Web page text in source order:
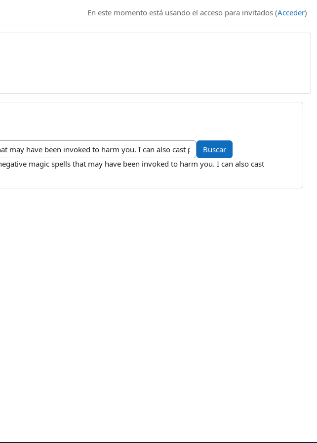
En este momento está usando el acceso para invitados (Acceder)
magic spells that may have been invoked to harm you. I can also cast